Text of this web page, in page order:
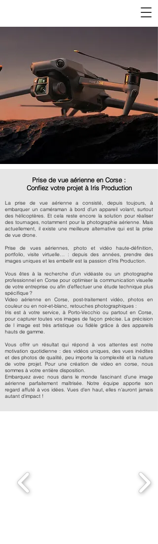
Prise de vue aérienne en Corse :
Confiez votre projet à Iris Production
La prise de vue aérienne a consisté, depuis toujours, à
embarquer un caméraman à bord d’un appareil volant, surtout
des hélicoptères. Et cela reste encore la solution pour réaliser
des tournages, notamment pour la photographie aérienne. Mais
actuellement, il existe une meilleure alternative qui est la prise
de vue drone.
Prise de vues aériennes, photo et vidéo haute-définition,
portfolio, visite virtuelle… : depuis des années, prendre des
images uniques et les embellir est la passion d’Iris Production.
Vous êtes à la recherche d’un vidéaste ou un photographe
professionnel en Corse pour optimiser la communication visuelle
de votre entreprise ou afin d’effectuer une étude technique plus
spécifique ?
Video aérienne en Corse, post-traitement vidéo, photos en
couleur ou en noir-et-blanc, retouches photographiques :
Iris est à votre service, à Porto-Vecchio ou partout en Corse,
pour capturer toutes vos images de façon précise. La précision
de l image est très artistique ou fidèle grâce à des appareils
hauts de gamme.
Vous offrir un résultat qui répond à vos attentes est notre
motivation quotidienne : des vidéos uniques, des vues inédites
et des photos de qualité, peu importe la complexité et la nature
de votre projet. Pour une création de video en corse, nous
sommes à votre entière disposition.
Embarquez avec nous dans le monde fascinant d'une image
aérienne parfaitement maîtrisée. Notre équipe apporte son
regard affuté à vos idées. Vues d'en haut, elles n'auront jamais
autant d'impact !